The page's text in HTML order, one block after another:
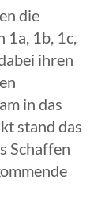
die
1a, 1b, 1c,
ihren
in das
stand das
Schaffen